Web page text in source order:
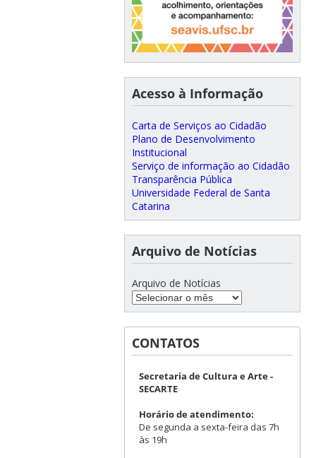
Acesso à Informação
Carta de Serviços ao Cidadão
Plano de Desenvolvimento
Institucional
Serviço de informação ao Cidadão
Transparência Pública
Universidade Federal de Santa
Catarina
Arquivo de Notícias
Arquivo de Notícias
CONTATOS
Secretaria de Cultura e Arte -
SECARTE
Horário de atendimento:
De segunda a sexta-feira das 7h
às 19h